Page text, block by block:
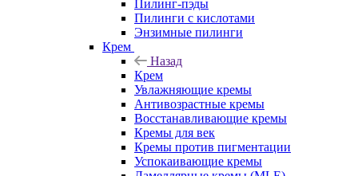
Пилинг-пэды
Пилинги с кислотами
Энзимные пилинги
Крем
Назад
Крем
Увлажняющие кремы
Антивозрастные кремы
Восстанавливающие кремы
Кремы для век
Кремы против пигментации
Успокаивающие кремы